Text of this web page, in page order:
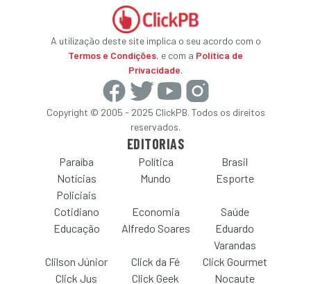
A utilização deste site implica o seu acordo com o
Termos e Condições, e com a Política de
Privacidade.
Copyright © 2005 - 2025 ClickPB. Todos os direitos
reservados.
EDITORIAS
Paraíba Política
Brasil
Notícias
Policiais
Mundo Esporte
Cotidiano Economia
Saúde
Educação
Alfredo Soares
Eduardo
Varandas
Clilson Júnior
Click da Fé
Click Gourmet
Click Jus
Click Geek Nocaute